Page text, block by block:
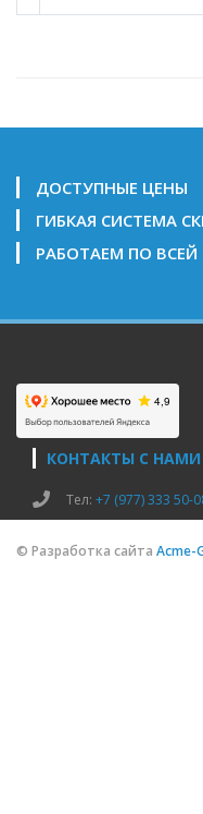
ДОСТУПНЫЕ ЦЕНЫ
ГИБКАЯ СИСТЕМА
РАБОТАЕМ ПО ВСЕЙ
КОНТАКТЫ С НАМИ
Тел: +7 (977) 333 50-
© Разработка сайта Acme-